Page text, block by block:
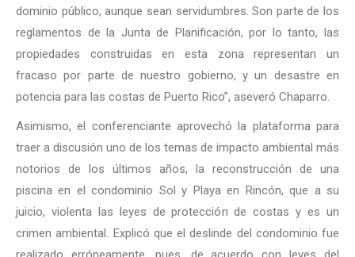
dominio público, aunque sean servidumbres. Son parte de los
reglamentos de la Junta de Planificación, por lo tanto, las
propiedades construidas en esta zona representan un
fracaso por parte de nuestro gobierno, y un desastre en
potencia para las costas de Puerto Rico”, aseveró Chaparro.
Asimismo, el conferenciante aprovechó la plataforma para
traer a discusión uno de los temas de impacto ambiental más
notorios de los últimos años, la reconstrucción de una
piscina en el condominio Sol y Playa en Rincón, que a su
juicio, violenta las leyes de protección de costas y es un
crimen ambiental. Explicó que el deslinde del condominio fue